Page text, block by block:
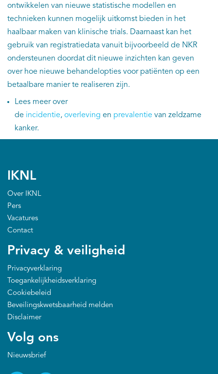
Dure geneesmiddelen
Itemsets
Nieuws
Projecten
ontwikkelen van nieuwe statistische modellen en
technieken kunnen mogelijk uitkomst bieden in het
haalbaar maken van klinische trials. Daarnaast kan het
gebruik van registratiedata vanuit bijvoorbeeld de NKR
ondersteunen doordat dit nieuwe inzichten kan geven
over hoe nieuwe behandelopties voor patiënten op een
betaalbare manier te realiseren zijn.
Lees meer over
de incidentie, overleving en prevalentie van zeldzame
kanker.
IKNL
Over IKNL
Pers
Vacatures
Contact
Privacy & veiligheid
Privacyverklaring
Toegankelijkheidsverklaring
Cookiebeleid
Beveilingskwetsbaarheid melden
Disclaimer
Volg ons
Nieuwsbrief